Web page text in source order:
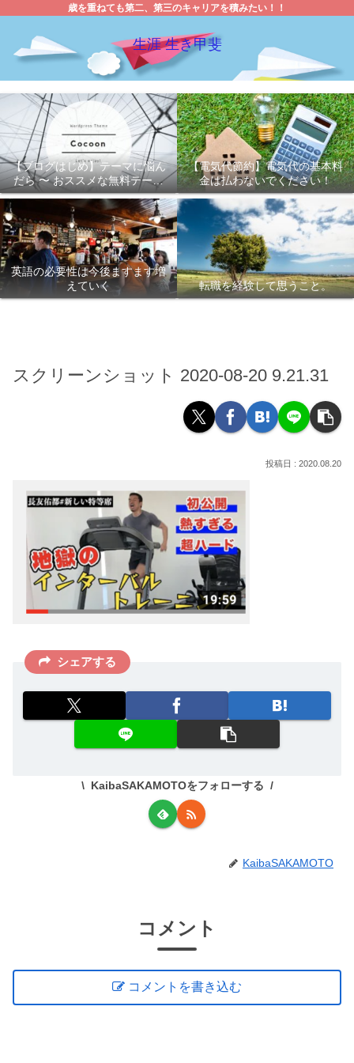
歳を重ねても第二、第三のキャリアを積みたい！！
生涯 生き甲斐
【ブログはじめ】テーマに悩ん
だら 〜 おススメな無料テーマ
「Cocoon 」
【電気代節約】電気代の基本料
金は払わないでください！
英語の必要性は今後ますます増
えていく
転職を経験して思うこと。
スクリーンショット 2020-08-20 9.21.31
2020.08.20
シェアする
KaibaSAKAMOTOをフォローする
KaibaSAKAMOTO
コメント
コメントを書き込む